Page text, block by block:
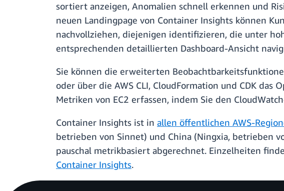
sortiert anzeigen, Anomalien schnell erkennen und
neuen Landingpage von Container Insights können
nachvollziehen, diejenigen identifizieren, die unter
entsprechenden detaillierten Dashboard-Ansicht
Sie können die erweiterten
oder über die AWS CLI, CloudFormation und CDK das
Metriken von EC2 erfassen, indem Sie den
Container Insights ist in allen öffentlichen AWS-
betrieben von Sinnet) und China (Ningxia, betrieben
pauschal metrikbasiert abgerechnet. Einzelheiten
Container Insights.